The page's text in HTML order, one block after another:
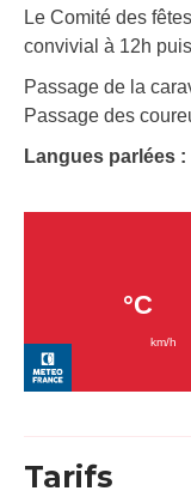
Le Comité des
convivial à 12h
Passage de la
Passage des
Langues parlées :
Tarifs